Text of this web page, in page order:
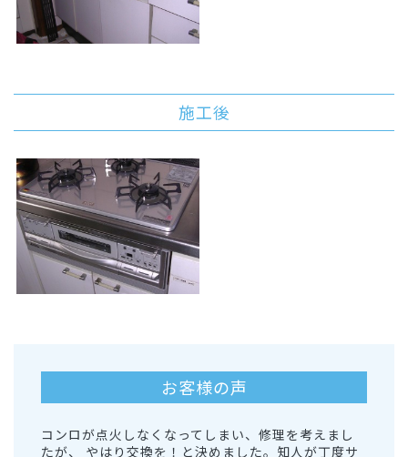
施工後
お客様の声
コンロが点火しなくなってしまい、修理を考えまし
たが、 やはり交換を！と決めました。知人が丁度サ